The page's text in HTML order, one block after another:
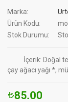
Marka:
Ürün Kodu:
Stok Durumu:
İçerik: Doğal
çay ağacı yağı *,
85.00